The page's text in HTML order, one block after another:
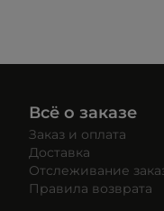
Всё о заказе
Заказ и оплата
Доставка
Отслеживание
Правила возврата